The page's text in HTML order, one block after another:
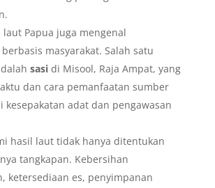
laut Papua juga mengenal
masyarakat. Salah satu
sasidi Misool, Raja Ampat, yang
dan cara pemanfaatan sumber
kesepakatan adat dan pengawasan
hasil laut tidak hanya ditentukan
tangkapan. Kebersihan
ketersediaan es, penyimpanan